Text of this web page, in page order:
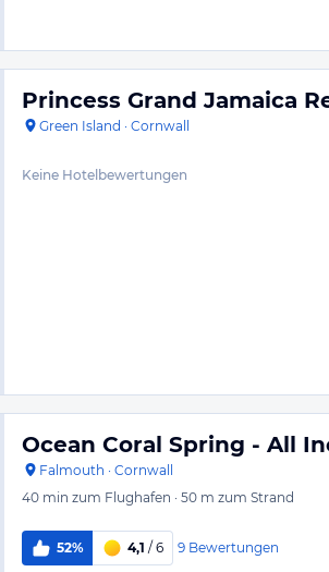
Princess Grand Jamaica
Green Island · Cornwall
Keine Hotelbewertungen
Ocean Coral Spring - All
Falmouth · Cornwall
40 min zum Flughafen · 50 m zum Strand
52% 4,1 / 6 9 Bewertungen